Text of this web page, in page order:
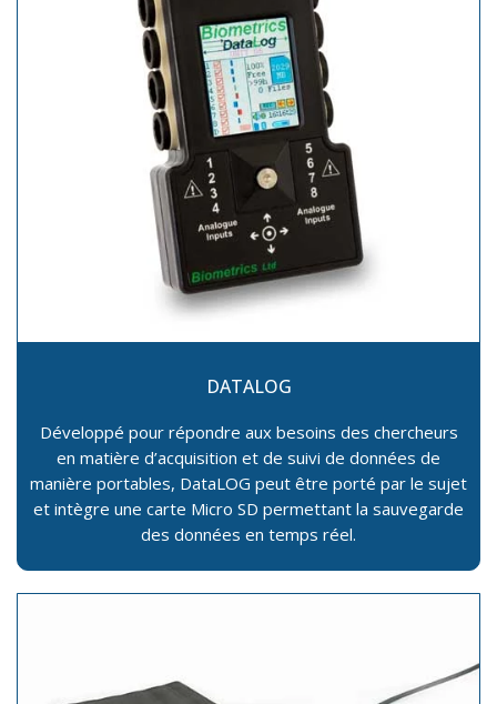
DATALOG
Développé pour répondre aux besoins des chercheurs
en matière d’acquisition et de suivi de données de
manière portables, DataLOG peut être porté par le sujet
et intègre une carte Micro SD permettant la sauvegarde
des données en temps réel.